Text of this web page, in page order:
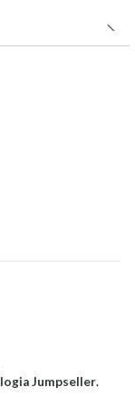
vivos, como
ambientes
que envolvem
de utilizar
com menos
Jumpseller.